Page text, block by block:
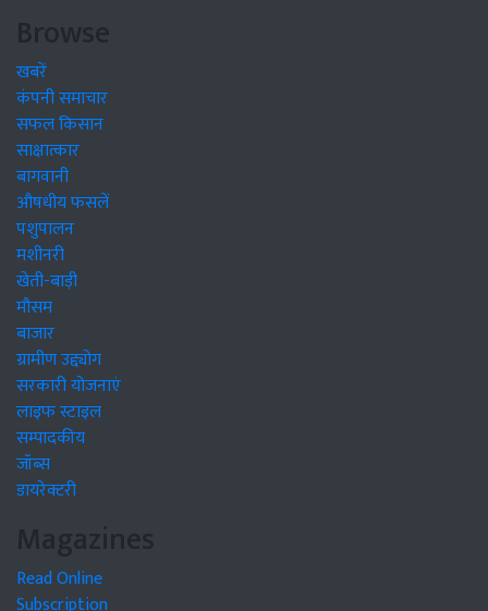
Browse
खबरें
कंपनी समाचार
सफल किसान
साक्षात्कार
बागवानी
औषधीय फसलें
पशुपालन
मशीनरी
खेती-बाड़ी
मौसम
बाजार
ग्रामीण उद्द्योग
सरकारी योजनाएं
लाइफ स्टाइल
सम्पादकीय
जॉब्स
डायरेक्टरी
Magazines
Read Online
Subscription